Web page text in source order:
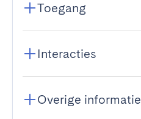
Toegang
Interacties
Overige informatie